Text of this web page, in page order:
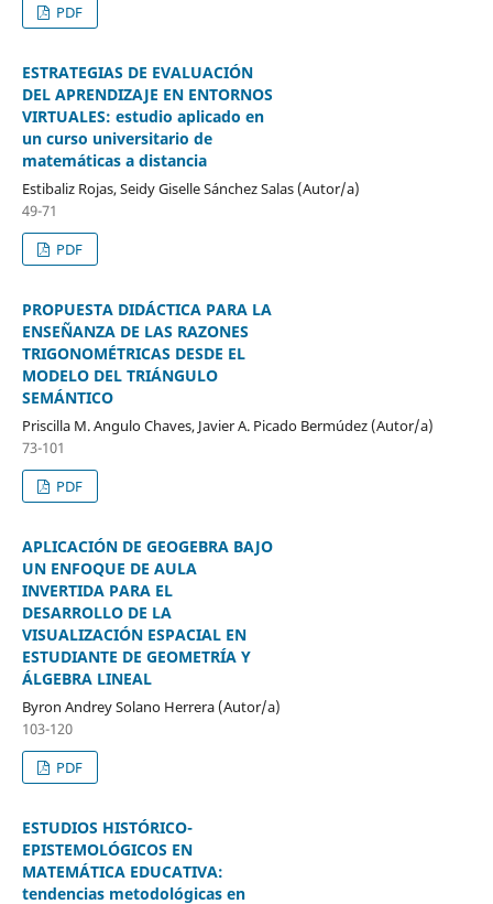
PDF
ESTRATEGIAS DE EVALUACIÓN
DEL APRENDIZAJE EN ENTORNOS
VIRTUALES: estudio aplicado en
un curso universitario de
matemáticas a distancia
Estibaliz Rojas, Seidy Giselle Sánchez Salas (Autor/a)
49-71
PDF
PROPUESTA DIDÁCTICA PARA LA
ENSEÑANZA DE LAS RAZONES
TRIGONOMÉTRICAS DESDE EL
MODELO DEL TRIÁNGULO
SEMÁNTICO
Priscilla M. Angulo Chaves, Javier A. Picado Bermúdez (Autor/a)
73-101
PDF
APLICACIÓN DE GEOGEBRA BAJO
UN ENFOQUE DE AULA
INVERTIDA PARA EL
DESARROLLO DE LA
VISUALIZACIÓN ESPACIAL EN
ESTUDIANTE DE GEOMETRÍA Y
ÁLGEBRA LINEAL
Byron Andrey Solano Herrera (Autor/a)
103-120
PDF
ESTUDIOS HISTÓRICO-
EPISTEMOLÓGICOS EN
MATEMÁTICA EDUCATIVA:
tendencias metodológicas en